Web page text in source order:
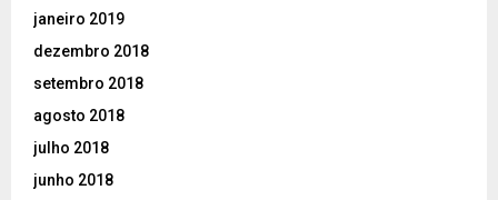
janeiro 2019
dezembro 2018
setembro 2018
agosto 2018
julho 2018
junho 2018